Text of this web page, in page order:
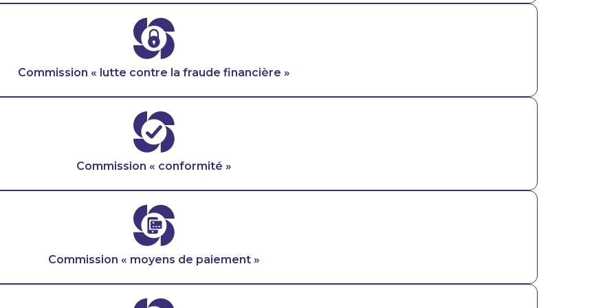
Commission « lutte contre la fraude financière »
Commission « conformité »
Commission « moyens de paiement »